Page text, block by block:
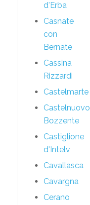
d'Erba
Casnate
con
Bernate
Cassina
Rizzardi
Castelmarte
Castelnuovo
Bozzente
Castiglione
d'Intelv
Cavallasca
Cavargna
Cerano